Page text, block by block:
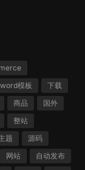
word模板
下载
商品
国外
整站
题
源码
网站
自动发布